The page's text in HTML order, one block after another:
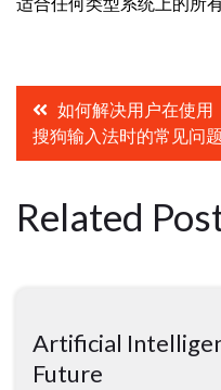
Post
navigation
如何解决用户在使用
搜狗输入法时的常见问题
Related
Artificial
Future